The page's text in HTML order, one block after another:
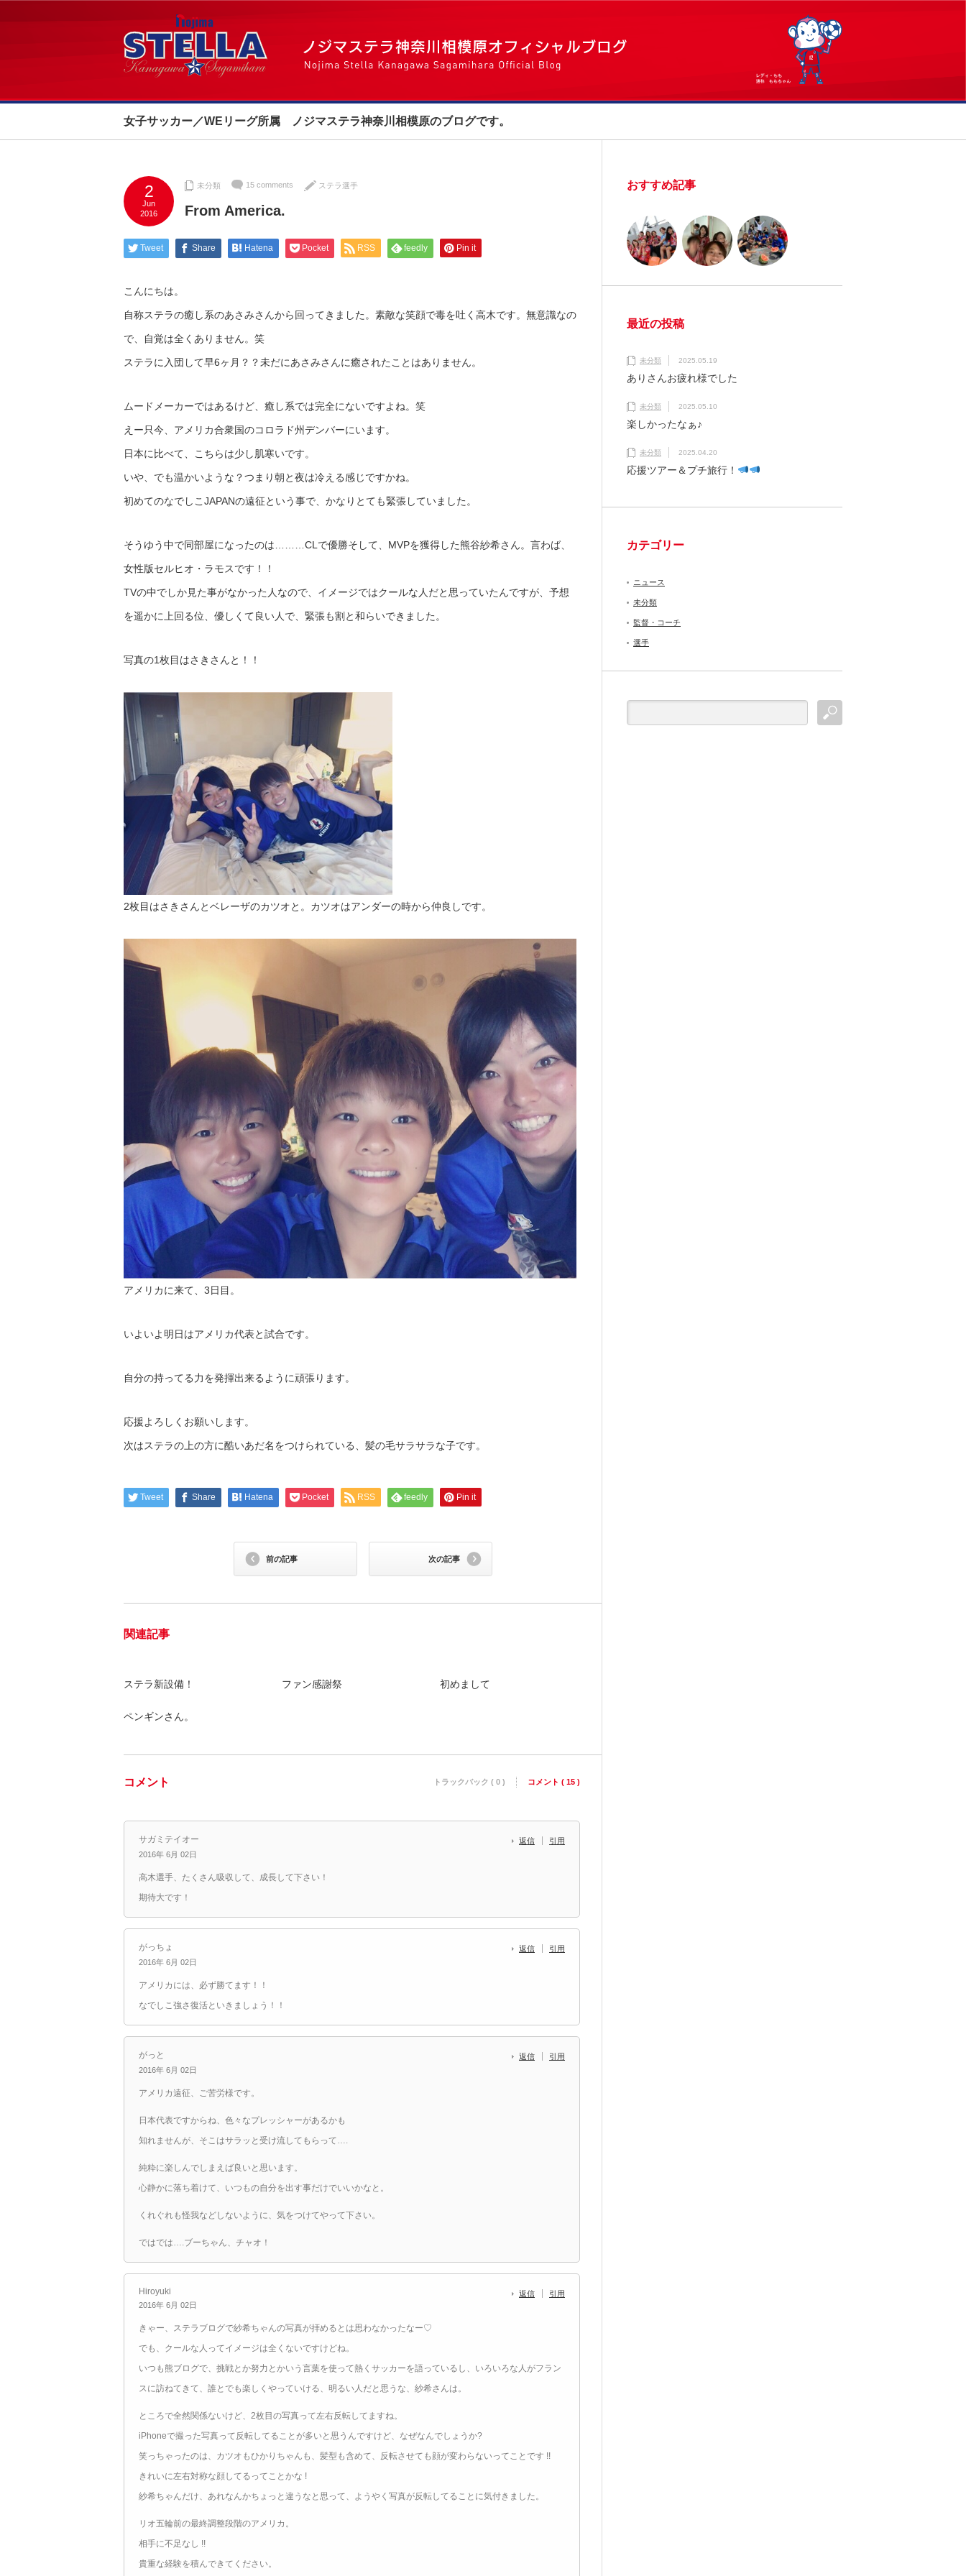
女子サッカー／WEリーグ所属 ノジマステラ神奈川相模原のブログです。
2
Jun
2016
未分類 15 comments ステラ選手
From America.
Tweet Share Hatena Pocket RSS feedly Pin it
こんにちは。
自称ステラの癒し系のあさみさんから回ってきました。素敵な笑顔で毒を吐く高木です。無意識なの
で、自覚は全くありません。笑
ステラに入団して早6ヶ月？？未だにあさみさんに癒されたことはありません。
ムードメーカーではあるけど、癒し系では完全にないですよね。笑
えー只今、アメリカ合衆国のコロラド州デンバーにいます。
日本に比べて、こちらは少し肌寒いです。
いや、でも温かいような？つまり朝と夜は冷える感じですかね。
初めてのなでしこJAPANの遠征という事で、かなりとても緊張していました。
そうゆう中で同部屋になったのは………CLで優勝そして、MVPを獲得した熊谷紗希さん。言わば、
女性版セルヒオ・ラモスです！！
TVの中でしか見た事がなかった人なので、イメージではクールな人だと思っていたんですが、予想
を遥かに上回る位、優しくて良い人で、緊張も割と和らいできました。
写真の1枚目はさきさんと！！
2枚目はさきさんとベレーザのカツオと。カツオはアンダーの時から仲良しです。
アメリカに来て、3日目。
いよいよ明日はアメリカ代表と試合です。
自分の持ってる力を発揮出来るように頑張ります。
応援よろしくお願いします。
次はステラの上の方に酷いあだ名をつけられている、髪の毛サラサラな子です。
Tweet Share Hatena Pocket RSS feedly Pin it
前の記事 次の記事
関連記事
ステラ新設備！ ファン感謝祭 初めまして
ペンギンさん。
コメント トラックバック ( 0 ) コメント ( 15 )
サガミテイオー
2016年 6月 02日
返信 引用
高木選手、たくさん吸収して、成長して下さい！
期待大です！
がっちょ
2016年 6月 02日
返信 引用
アメリカには、必ず勝てます！！
なでしこ強さ復活といきましょう！！
がっと
2016年 6月 02日
返信 引用
アメリカ遠征、ご苦労様です。
日本代表ですからね、色々なプレッシャーがあるかも
知れませんが、そこはサラッと受け流してもらって….
純粋に楽しんでしまえば良いと思います。
心静かに落ち着けて、いつもの自分を出す事だけでいいかなと。
くれぐれも怪我などしないように、気をつけてやって下さい。
ではでは….ブーちゃん、チャオ！
Hiroyuki
2016年 6月 02日
返信 引用
きゃー、ステラブログで紗希ちゃんの写真が拝めるとは思わなかったなー♡
でも、クールな人ってイメージは全くないですけどね。
いつも熊ブログで、挑戦とか努力とかいう言葉を使って熱くサッカーを語っているし、いろいろな人がフラン
スに訪ねてきて、誰とでも楽しくやっていける、明るい人だと思うな、紗希さんは。
ところで全然関係ないけど、2枚目の写真って左右反転してますね。
iPhoneで撮った写真って反転してることが多いと思うんですけど、なぜなんでしょうか?
笑っちゃったのは、カツオもひかりちゃんも、髪型も含めて、反転させても顔が変わらないってことです !!
きれいに左右対称な顔してるってことかな !
紗希ちゃんだけ、あれなんかちょっと違うなと思って、ようやく写真が反転してることに気付きました。
リオ五輪前の最終調整段階のアメリカ。
相手に不足なし !!
貴重な経験を積んできてください。
おすすめ記事
最近の投稿
未分類 2025.05.19
ありさんお疲れ様でした
未分類 2025.05.10
楽しかったなぁ♪
未分類 2025.04.20
応援ツアー＆プチ旅行！
カテゴリー
ニュース
未分類
監督・コーチ
選手